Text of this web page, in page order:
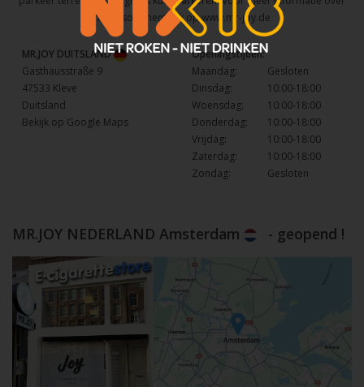
het assortiment kijk opwww.mr-joy.de
MR.JOY DUITSLAND
Gasthausstraße 9
47533 Kleve
Duitsland
Bekijk op Google Maps
Openingstijden:
Maandag:
Gesloten
Dinsdag:
10:00-18:00
Woensdag:
10:00-18:00
Donderdag:
10:00-18:00
Vrijdag:
10:00-18:00
Zaterdag:
10:00-18:00
Zondag:
Gesloten
MR.JOY NEDERLAND Amsterdam - geopend !